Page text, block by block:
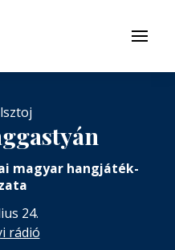
Menü
magyar hangjáték-
24.
rádió